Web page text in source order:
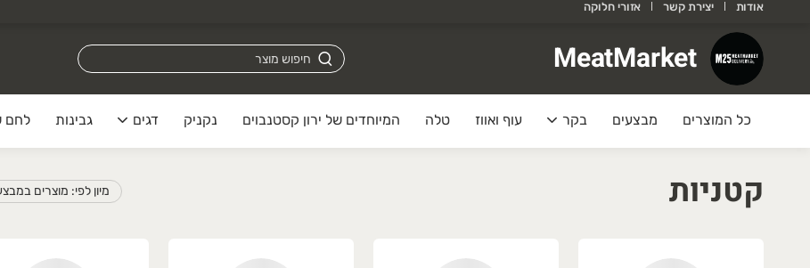
MeatMarket
מופתעים? גם אנחנו!
התחדשנו באתר חדש ומקצועי כדי להעניק לכם שרות מעולה.
אודות יצירת קשר אזורי חלוקה
MeatMarket
כל המוצרים מבצעים בקר עוף ואווז טלה המיוחדים של ירון קסטנבוים נקניק דגים גבינות לחם
קטניות מיון לפי: מוצרים